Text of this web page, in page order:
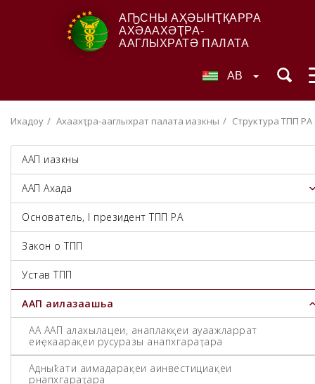
АҦСНЫ АҲӘЫНҬҚАРРА
АХӘААХӘҬРА-
ААГЛЫХРАТӘ ПАЛАТА
AB
Ихадоу Ахәаахәҭра-ааглыхратә палата иазкны Структура ТПП РА
ААП иазкны
ААП Ахада
Основатель, I президент ТПП РА
Закон о ТПП
Устав ТПП
ААП аилазаашьа
АА ААП алахәылацәеи, анаплакқәеи ауаажәларратә
еиҿкаарақәеи русуразы анапхгараҭара
Адәныҟатәи аимадарақәеи аинвестициақәеи
рнапхгараҭара